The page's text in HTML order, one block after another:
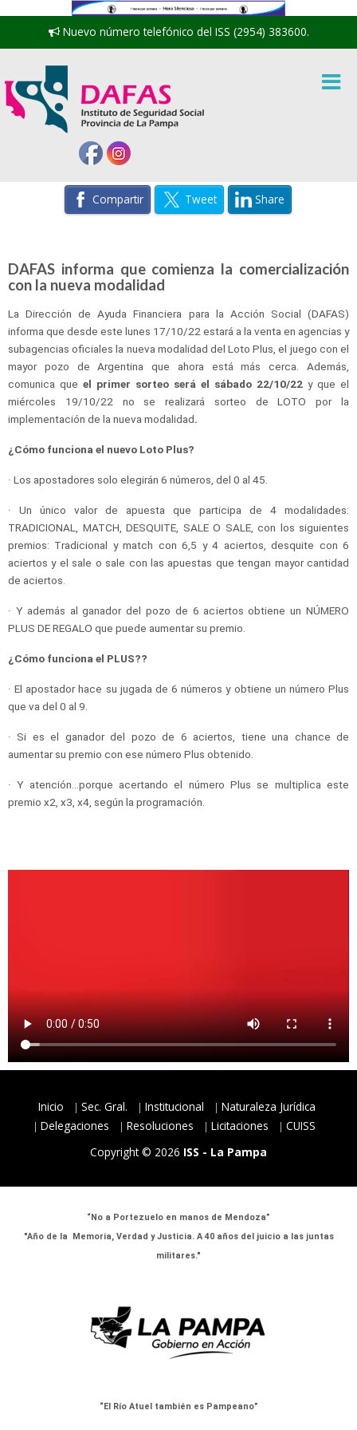
Nuevo número telefónico del ISS (2954) 383600.
Compartir Tweet Share
DAFAS informa que comienza la comercialización
con la nueva modalidad
La Dirección de Ayuda Financiera para la Acción Social (DAFAS)
informa que desde este lunes 17/10/22 estará a la venta en agencias y
subagencias oficiales la nueva modalidad del Loto Plus, el juego con el
mayor pozo de Argentina que ahora está más cerca. Además,
comunica que el primer sorteo será el sábado 22/10/22 y que el
miércoles 19/10/22 no se realizará sorteo de LOTO por la
implementación de la nueva modalidad.
¿Cómo funciona el nuevo Loto Plus?
· Los apostadores solo elegirán 6 números, del 0 al 45.
· Un único valor de apuesta que participa de 4 modalidades:
TRADICIONAL, MATCH, DESQUITE, SALE O SALE, con los siguientes
premios: Tradicional y match con 6,5 y 4 aciertos, desquite con 6
aciertos y el sale o sale con las apuestas que tengan mayor cantidad
de aciertos.
· Y además al ganador del pozo de 6 aciertos obtiene un NÚMERO
PLUS DE REGALO que puede aumentar su premio.
¿Cómo funciona el PLUS??
· El apostador hace su jugada de 6 números y obtiene un número Plus
que va del 0 al 9.
· Si es el ganador del pozo de 6 aciertos, tiene una chance de
aumentar su premio con ese número Plus obtenido.
· Y atención…porque acertando el número Plus se multiplica este
premio x2, x3, x4, según la programación.
Inicio Sec. Gral. Institucional
Naturaleza Jurídica
Delegaciones
Resoluciones Licitaciones
CUISS
Copyright © 2026 ISS - La Pampa
“No a Portezuelo en manos de Mendoza”
"Año de la Memoria, Verdad y Justicia. A 40 años del juicio a las juntas
militares."
“El Río Atuel también es Pampeano”